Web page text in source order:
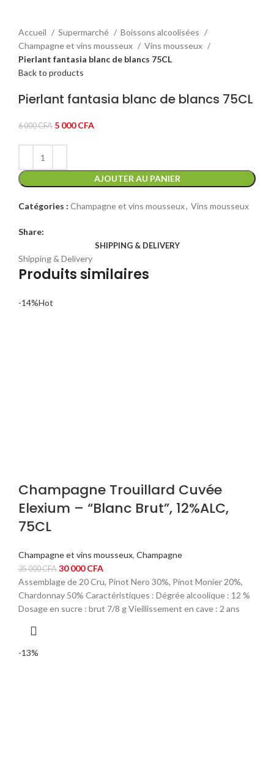
Accueil Supermarché
Boissons alcoolisées
Champagne et vins mousseux
Vins mousseux
Pierlant fantasia blanc de blancs 75CL
Back to products
Pierlant fantasia blanc de blancs 75CL
6 000CFA Le
5 000CFALe
5
AJOUTER AU PANIER
Catégories : Champagne et vins mousseux, Vins mousseux
Share:
SHIPPING & DELIVERY
Shipping & Delivery
Produits similaires
-14%Hot
Champagne Trouillard Cuvée
Elexium – “Blanc Brut”, 12%ALC,
75CL
Champagne et vins mousseux, Champagne
35 000CFA Le
prix
initial
était :
30 000CFALe
prix
actuel
est :
Assemblage de 20 Cru, Pinot Nero 30%, Pinot Monier 20%,
Chardonnay 50% Caractéristiques : Dégrée alcoolique : 12 %
Dosage en sucre : brut 7/8 g Vieillissement en cave : 2 ans
-13%